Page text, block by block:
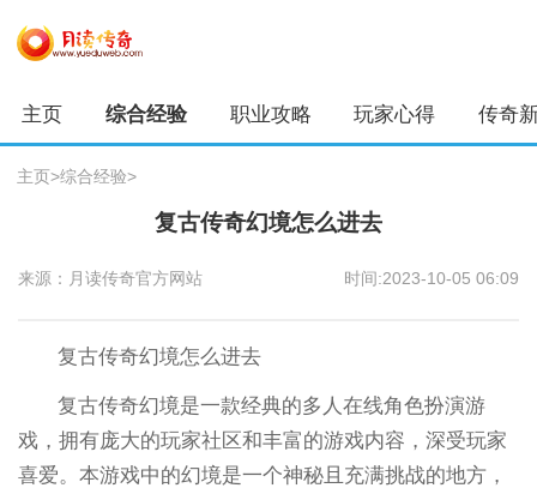
主页 综合经验 职业攻略 玩家心得 传奇
主页>综合经验>
复古传奇幻境怎么进去
来源：月读传奇官方网站 时间:2023-10-05 06:09
复古传奇幻境怎么进去
复古传奇幻境是一款经典的多人在线角色扮演游
戏，拥有庞大的玩家社区和丰富的游戏内容，深受玩家
喜爱。本游戏中的幻境是一个神秘且充满挑战的地方，